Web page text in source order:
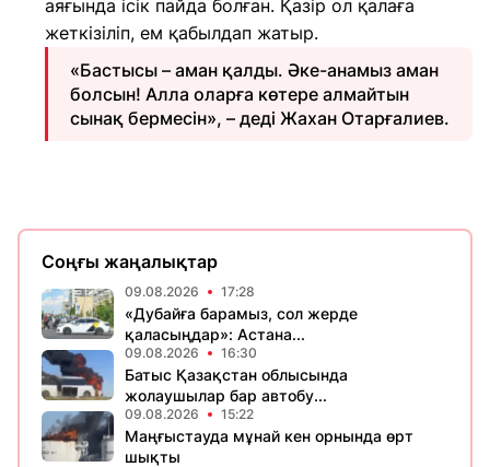
аяғында ісік пайда болған. Қазір ол қалаға
жеткізіліп, ем қабылдап жатыр.
«Бастысы – аман қалды. Әке-анамыз аман
болсын! Алла оларға көтере алмайтын
сынақ бермесін», – деді Жахан Отарғалиев.
Соңғы жаңалықтар
09.08.2026 17:28
«Дубайға барамыз, сол жерде
қаласыңдар»: Астана...
09.08.2026 16:30
Батыс Қазақстан облысында
жолаушылар бар автобу...
09.08.2026 15:22
Маңғыстауда мұнай кен орнында өрт
шықты